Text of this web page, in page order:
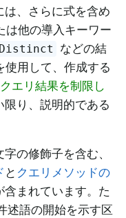
は、さらに式を含め
は他の導入キーワー
Distinct
などの結
使用して、作成する
エリ結果を制限し
り、説明的である
の修飾子を含む、
と クエリメソッドの
まれています。た
述語の開始を示す区